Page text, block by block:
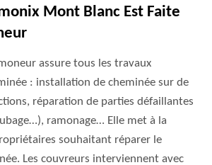
Mont Blanc Est Faite
assure tous les travaux
: installation de cheminée sur de
réparation de parties défaillantes
ramonage… Elle met à la
souhaitant réparer le
Les couvreurs interviennent avec